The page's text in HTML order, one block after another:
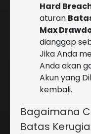
Hard
aturan
Max
dianggap
Jika Anda
Anda akan
Akun yang
kembali.
Bagaimana
Batas